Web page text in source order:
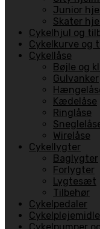
Junior
Skater
Cykelhjul og
Cykelkurve og
Cykellåse
Bøjle og
Gulvanker
Kædelåse
Ringlåse
Wirelåse
Cykellygter
Baglygter
Forlygter
Lygtesæt
Tilbehør
Cykelpedaler